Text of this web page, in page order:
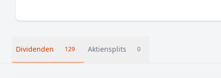
Dividenden 129 Aktiensplits 0